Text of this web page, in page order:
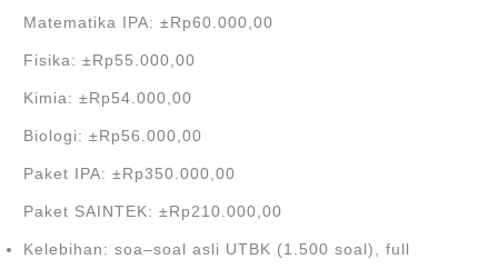
Matematika IPA: ±Rp60.000,00
Fisika: ±Rp55.000,00
Kimia: ±Rp54.000,00
Biologi: ±Rp56.000,00
Paket IPA: ±Rp350.000,00
Paket SAINTEK: ±Rp210.000,00
Kelebihan: soa–soal asli UTBK (1.500 soal), full